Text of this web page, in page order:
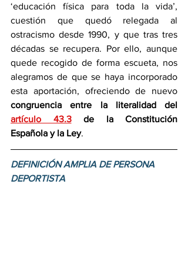
‘educación física para toda la vida’,
cuestión que quedó relegada al
ostracismo desde 1990, y que tras tres
décadas se recupera. Por ello, aunque
quede recogido de forma escueta, nos
alegramos de que se haya incorporado
artículo 43.3
de la Constitución
Española y la Ley.
DEFINICIÓN AMPLIA DE PERSONA
DEPORTISTA